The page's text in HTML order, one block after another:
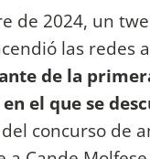
de 2024, un
las redes
de la
el que se
concurso de